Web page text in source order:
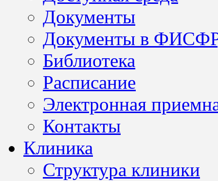
Документы
Документы в
Библиотека
Расписание
Электронная
Контакты
Клиника
Структура клиники